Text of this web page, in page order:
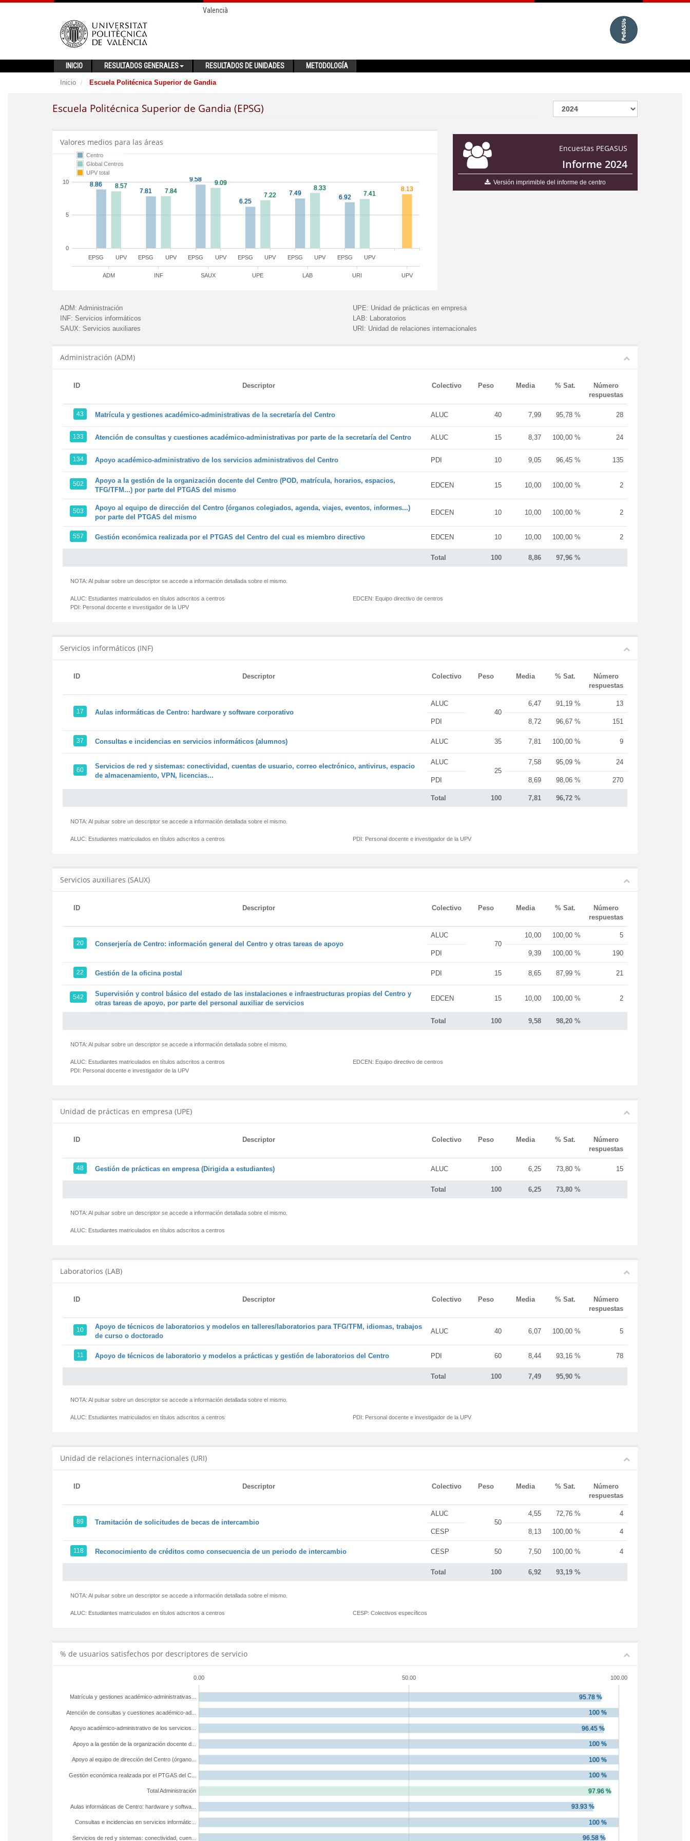
Valencià
INICIO RESULTADOS GENERALES RESULTADOS DE UNIDADES METODOLOGÍA
Inicio Escuela Politécnica Superior de Gandia
Escuela Politécnica Superior de Gandia (EPSG)
Encuestas PEGASUS
Informe 2024
Versión imprimible del informe de centro
Valores medios para las áreas
EPSG EPSG EPSG EPSG EPSG EPSG
UPV UPV UPV UPV UPV UPV
ADM INF SAUX UPE LAB URI UPV
0
5
10
Centro
Global Centros
UPV total
ADM: Administración
INF: Servicios informáticos
SAUX: Servicios auxiliares
UPE: Unidad de prácticas en empresa
LAB: Laboratorios
URI: Unidad de relaciones internacionales
Administración (ADM)
ID Descriptor Colectivo Peso Media % Sat.
Número
respuestas
Total 100 8,86 97,96 %
43 Matrícula y gestiones académico-administrativas de la secretaría del Centro ALUC 40 7,99 95,78 % 28
133 Atención de consultas y cuestiones académico-administrativas por parte de la secretaría del Centro ALUC 15 8,37 100,00 % 24
134 Apoyo académico-administrativo de los servicios administrativos del Centro PDI 10 9,05 96,45 % 135
502
Apoyo a la gestión de la organización docente del Centro (POD, matrícula, horarios, espacios,
TFG/TFM...) por parte del PTGAS del mismo
EDCEN 15 10,00 100,00 % 2
503
Apoyo al equipo de dirección del Centro (órganos colegiados, agenda, viajes, eventos, informes...)
por parte del PTGAS del mismo
EDCEN 10 10,00 100,00 % 2
557 Gestión económica realizada por el PTGAS del Centro del cual es miembro directivo EDCEN 10 10,00 100,00 % 2
NOTA: Al pulsar sobre un descriptor se accede a información detallada sobre el mismo.
ALUC: Estudiantes matriculados en títulos adscritos a centros
PDI: Personal docente e investigador de la UPV
EDCEN: Equipo directivo de centros
Servicios informáticos (INF)
ID Descriptor Colectivo Peso Media % Sat.
Número
respuestas
Total 100 7,81 96,72 %
17 Aulas informáticas de Centro: hardware y software corporativo
ALUC
40
6,47 91,19 % 13
PDI 8,72 96,67 % 151
37 Consultas e incidencias en servicios informáticos (alumnos) ALUC 35 7,81 100,00 % 9
60
Servicios de red y sistemas: conectividad, cuentas de usuario, correo electrónico, antivirus, espacio
de almacenamiento, VPN, licencias...
ALUC
25
7,58 95,09 % 24
PDI 8,69 98,06 % 270
NOTA: Al pulsar sobre un descriptor se accede a información detallada sobre el mismo.
ALUC: Estudiantes matriculados en títulos adscritos a centros PDI: Personal docente e investigador de la UPV
Servicios auxiliares (SAUX)
ID Descriptor Colectivo Peso Media % Sat.
Número
respuestas
Total 100 9,58 98,20 %
20 Conserjería de Centro: información general del Centro y otras tareas de apoyo
ALUC
70
10,00 100,00 % 5
PDI 9,39 100,00 % 190
22 Gestión de la oficina postal PDI 15 8,65 87,99 % 21
542
Supervisión y control básico del estado de las instalaciones e infraestructuras propias del Centro y
otras tareas de apoyo, por parte del personal auxiliar de servicios
EDCEN 15 10,00 100,00 % 2
NOTA: Al pulsar sobre un descriptor se accede a información detallada sobre el mismo.
ALUC: Estudiantes matriculados en títulos adscritos a centros
PDI: Personal docente e investigador de la UPV
EDCEN: Equipo directivo de centros
Unidad de prácticas en empresa (UPE)
ID Descriptor Colectivo Peso Media % Sat.
Número
respuestas
Total 100 6,25 73,80 %
48 Gestión de prácticas en empresa (Dirigida a estudiantes) ALUC 100 6,25 73,80 % 15
NOTA: Al pulsar sobre un descriptor se accede a información detallada sobre el mismo.
ALUC: Estudiantes matriculados en títulos adscritos a centros
Laboratorios (LAB)
ID Descriptor Colectivo Peso Media % Sat.
Número
respuestas
Total 100 7,49 95,90 %
10
Apoyo de técnicos de laboratorios y modelos en talleres/laboratorios para TFG/TFM, idiomas, trabajos
de curso o doctorado
ALUC 40 6,07 100,00 % 5
11 Apoyo de técnicos de laboratorio y modelos a prácticas y gestión de laboratorios del Centro PDI 60 8,44 93,16 % 78
NOTA: Al pulsar sobre un descriptor se accede a información detallada sobre el mismo.
ALUC: Estudiantes matriculados en títulos adscritos a centros PDI: Personal docente e investigador de la UPV
Unidad de relaciones internacionales (URI)
ID Descriptor Colectivo Peso Media % Sat.
Número
respuestas
Total 100 6,92 93,19 %
89 Tramitación de solicitudes de becas de intercambio
ALUC
50
4,55 72,76 % 4
CESP 8,13 100,00 % 4
118 Reconocimiento de créditos como consecuencia de un periodo de intercambio CESP 50 7,50 100,00 % 4
NOTA: Al pulsar sobre un descriptor se accede a información detallada sobre el mismo.
ALUC: Estudiantes matriculados en títulos adscritos a centros CESP: Colectivos específicos
% de usuarios satisfechos por descriptores de servicio
0.00 50.00 100.00
Servicios de red y sistemas: conectividad, cuen...
Consultas e incidencias en servicios informátic...
Aulas informáticas de Centro: hardware y softwa...
Total Administración
Gestión económica realizada por el PTGAS del C...
Apoyo al equipo de dirección del Centro (órgano...
Apoyo a la gestión de la organización docente d...
Apoyo académico-administrativo de los servicios...
Atención de consultas y cuestiones académico-ad...
Matrícula y gestiones académico-administrativas...